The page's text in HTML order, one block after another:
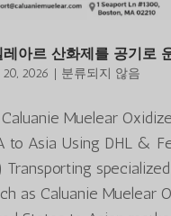
아르 산화제를 공기로
2026 | 분류되지 않음
Muelear
to Asia Using DHL &
Transporting
as Caluanie Muelear